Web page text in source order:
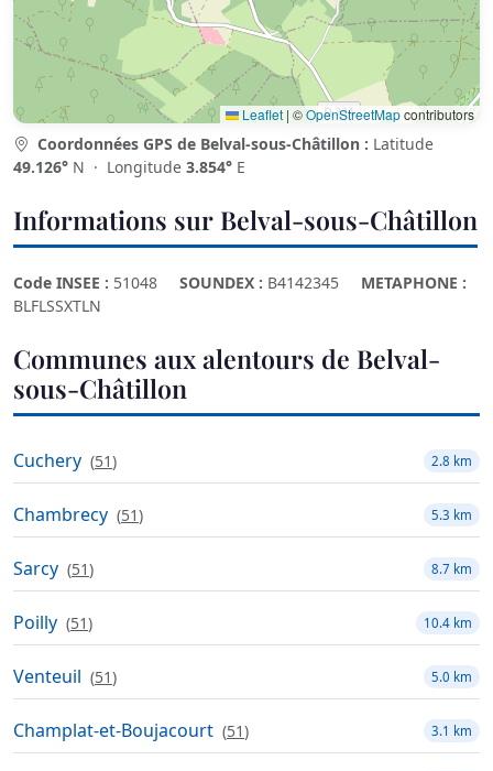
Leaflet | ©OpenStreetMapcontributors
Coordonnées GPS de Belval-sous-Châtillon : Latitude
49.126° N · Longitude 3.854° E
Informations sur Belval-sous-Châtillon
Code INSEE : 51048 SOUNDEX : B4142345
METAPHONE :
BLFLSSXTLN
Communes aux alentours de Belval-
sous-Châtillon
Cuchery (51) 2.8 km
Chambrecy (51) 5.3 km
Sarcy (51) 8.7 km
Poilly (51) 10.4 km
Venteuil (51) 5.0 km
Champlat-et-Boujacourt (51) 3.1 km